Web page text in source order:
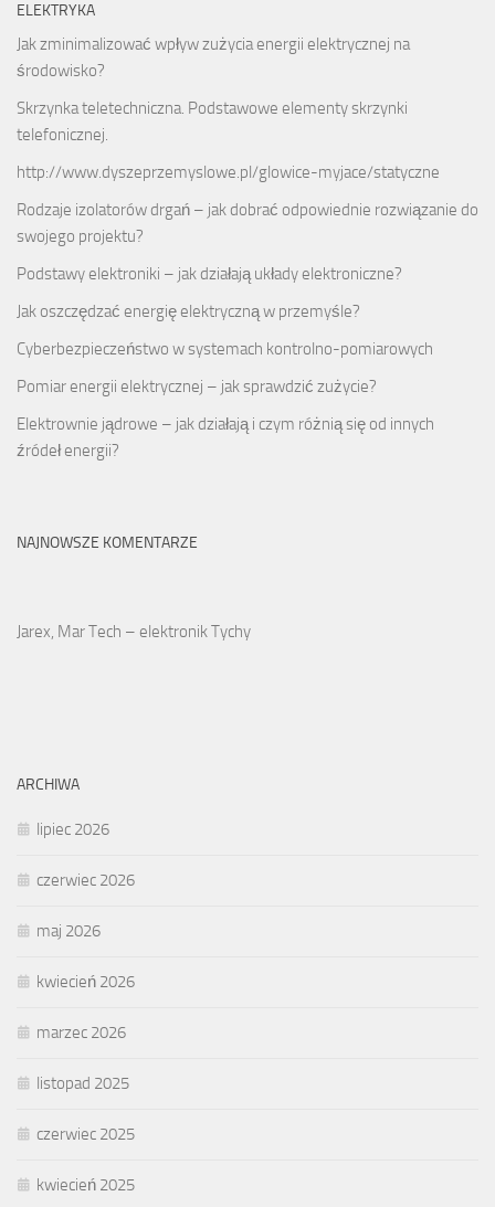
ELEKTRYKA
Jak zminimalizować wpływ zużycia energii elektrycznej na
środowisko?
Skrzynka teletechniczna. Podstawowe elementy skrzynki
telefonicznej.
http://www.dyszeprzemyslowe.pl/glowice-myjace/statyczne
Rodzaje izolatorów drgań – jak dobrać odpowiednie rozwiązanie do
swojego projektu?
Podstawy elektroniki – jak działają układy elektroniczne?
Jak oszczędzać energię elektryczną w przemyśle?
Cyberbezpieczeństwo w systemach kontrolno-pomiarowych
Pomiar energii elektrycznej – jak sprawdzić zużycie?
Elektrownie jądrowe – jak działają i czym różnią się od innych
źródeł energii?
NAJNOWSZE KOMENTARZE
Jarex, Mar Tech – elektronik Tychy
ARCHIWA
lipiec 2026
czerwiec 2026
maj 2026
kwiecień 2026
marzec 2026
listopad 2025
czerwiec 2025
kwiecień 2025